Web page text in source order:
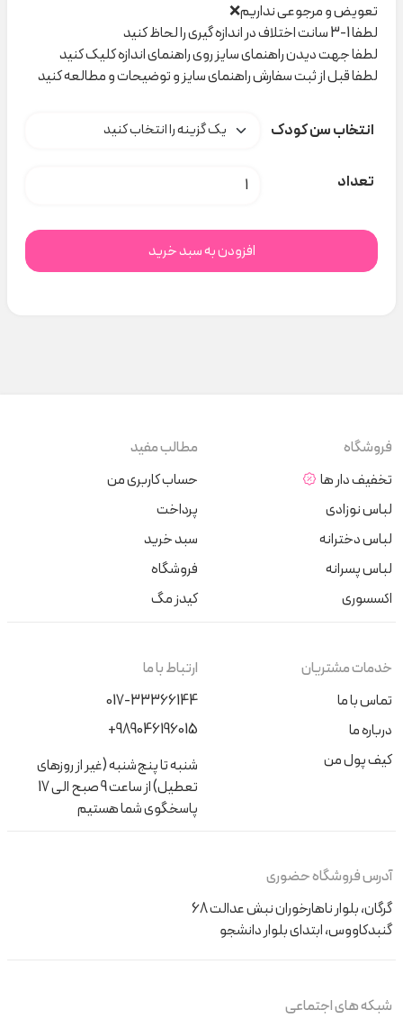
تعویض و مرجوعی نداریم❌
لطفا 1-3 سانت اختلاف در اندازه گیری را لحاظ کنید
لطفا جهت دیدن راهنمای سایز روی راهنمای اندازه کلیک کنید
لطفا قبل از ثبت سفارش راهنمای سایز و توضیحات و مطالعه کنید
انتخاب سن کودک
تعداد سرهمی ۲۳۲۰۷ indigo کد H000395 عدد
افزودن به سبد خرید
فروشگاه
تخفیف دار ها
لباس نوزادی
لباس دخترانه
لباس پسرانه
اکسسوری
مطالب مفید
حساب کاربری من
پرداخت
سبد خرید
فروشگاه
کیدز مگ
خدمات مشتریان
تماس با ما
درباره ما
کیف پول من
ارتباط با ما
017-33366144
+989046196015
شنبه تا پنج‌شنبه (غیر از روزهای
تعطیل) از ساعت 9 صبح الی 17
پاسخگوی شما هستیم
آدرس فروشگاه حضوری
گرگان، بلوار ناهارخوران نبش عدالت 68
گنبدکاووس، ابتدای بلوار دانشجو
شبکه های اجتماعی